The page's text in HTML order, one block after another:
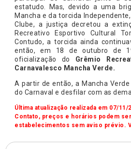
estatudo. Mas, devido a uma
Mancha e da torcida
Clube, a justiça decretou a
Recreativo Esportivo Cultural
Contudo, a torcida ainda
então, em 18 de outubro de
oficialização do Grêmio
Carnavalesco Mancha Verde.
A partir de então, a Mancha
do Carnaval e desfilar com as
Última atualização realizada em 07/11/
Contato, preços e horários podem
estabelecimentos sem aviso prévio.